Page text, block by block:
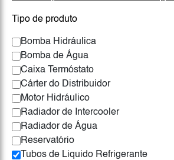
Tipo de produto
Bomba Hidráulica
Bomba de Água
Caixa Termóstato
Cárter do Distribuidor
Motor Hidráulico
Radiador de Intercooler
Radiador de Água
Reservatório
Tubos de Liquido Refrigerante